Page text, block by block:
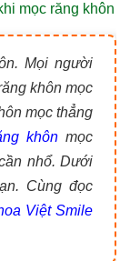
mọc răng khôn
Mọi người
khôn mọc
mọc thẳng
khônmọc
nhổ. Dưới
Cùng đọc
Việt Smile